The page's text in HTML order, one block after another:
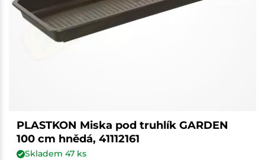
PLASTKON Miska pod truhlík GARDEN
100 cm hnědá, 41112161
Skladem 47ks